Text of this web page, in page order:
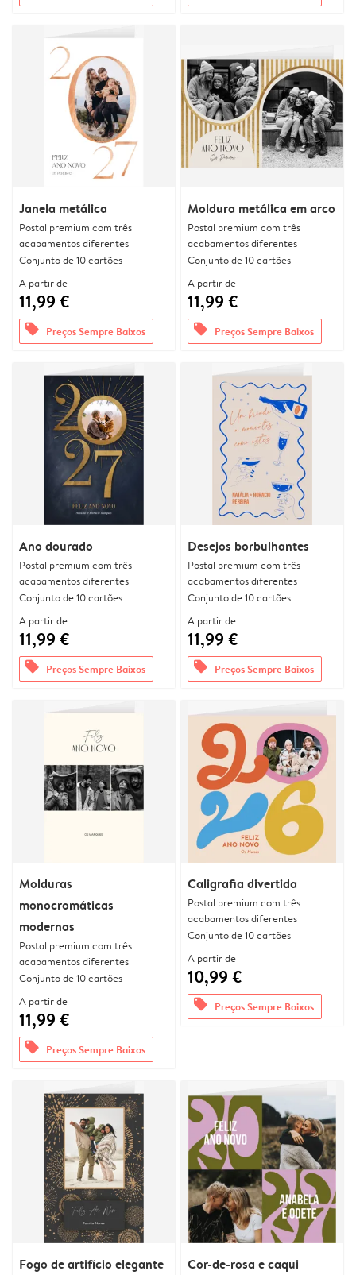
Janela metálica
Postal premium com três
acabamentos diferentes
Conjunto de 10 cartões
A partir de
11,99 €
offers Preços Sempre Baixos
Moldura metálica em arco
Postal premium com três
acabamentos diferentes
Conjunto de 10 cartões
A partir de
11,99 €
offers Preços Sempre Baixos
Ano dourado
Postal premium com três
acabamentos diferentes
Conjunto de 10 cartões
A partir de
11,99 €
offers Preços Sempre Baixos
Desejos borbulhantes
Postal premium com três
acabamentos diferentes
Conjunto de 10 cartões
A partir de
11,99 €
offers Preços Sempre Baixos
Molduras
monocromáticas
modernas
Postal premium com três
acabamentos diferentes
Conjunto de 10 cartões
A partir de
11,99 €
offers Preços Sempre Baixos
Caligrafia divertida
Postal premium com três
acabamentos diferentes
Conjunto de 10 cartões
A partir de
10,99 €
offers Preços Sempre Baixos
Fogo de artifício elegante
Cor-de-rosa e caqui